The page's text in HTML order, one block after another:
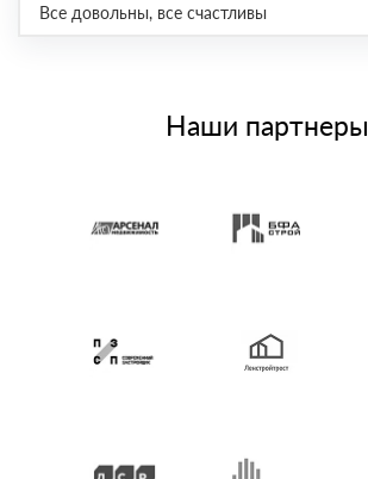
Все довольны, все счастливы
Наши партнеры